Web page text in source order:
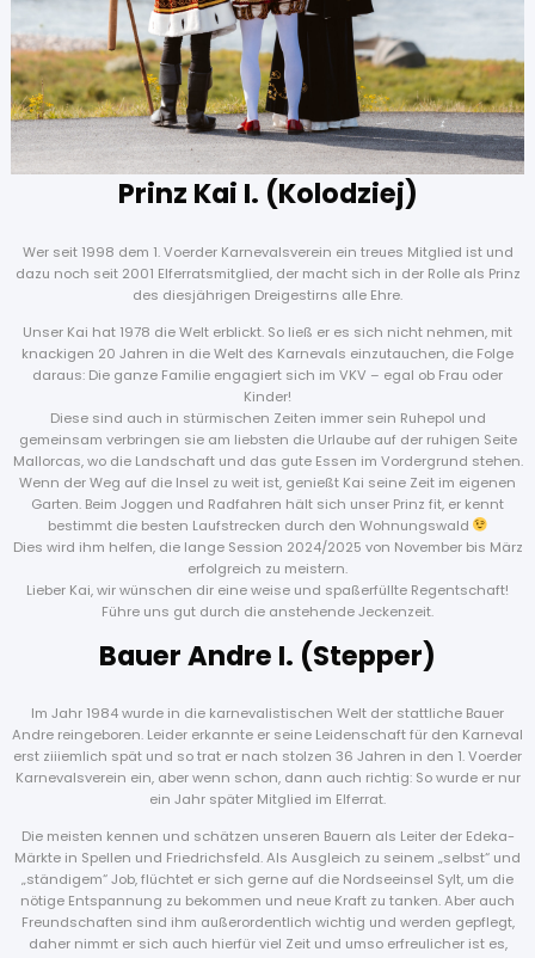
Prinz Kai I. (Kolodziej)
Wer seit 1998 dem 1. Voerder Karnevalsverein ein treues Mitglied ist und
dazu noch seit 2001 Elferratsmitglied, der macht sich in der Rolle als Prinz
des diesjährigen Dreigestirns alle Ehre.
Unser Kai hat 1978 die Welt erblickt. So ließ er es sich nicht nehmen, mit
knackigen 20 Jahren in die Welt des Karnevals einzutauchen, die Folge
daraus: Die ganze Familie engagiert sich im VKV – egal ob Frau oder
Kinder!
Diese sind auch in stürmischen Zeiten immer sein Ruhepol und
gemeinsam verbringen sie am liebsten die Urlaube auf der ruhigen Seite
Mallorcas, wo die Landschaft und das gute Essen im Vordergrund stehen.
Wenn der Weg auf die Insel zu weit ist, genießt Kai seine Zeit im eigenen
Garten. Beim Joggen und Radfahren hält sich unser Prinz fit, er kennt
bestimmt die besten Laufstrecken durch den Wohnungswald
Dies wird ihm helfen, die lange Session 2024/2025 von November bis März
erfolgreich zu meistern.
Lieber Kai, wir wünschen dir eine weise und spaßerfüllte Regentschaft!
Führe uns gut durch die anstehende Jeckenzeit.
Bauer Andre I. (Stepper)
Im Jahr 1984 wurde in die karnevalistischen Welt der stattliche Bauer
Andre reingeboren. Leider erkannte er seine Leidenschaft für den Karneval
erst ziiiemlich spät und so trat er nach stolzen 36 Jahren in den 1. Voerder
Karnevalsverein ein, aber wenn schon, dann auch richtig: So wurde er nur
ein Jahr später Mitglied im Elferrat.
Die meisten kennen und schätzen unseren Bauern als Leiter der Edeka-
Märkte in Spellen und Friedrichsfeld. Als Ausgleich zu seinem „selbst“ und
„ständigem“ Job, flüchtet er sich gerne auf die Nordseeinsel Sylt, um die
nötige Entspannung zu bekommen und neue Kraft zu tanken. Aber auch
Freundschaften sind ihm außerordentlich wichtig und werden gepflegt,
daher nimmt er sich auch hierfür viel Zeit und umso erfreulicher ist es,